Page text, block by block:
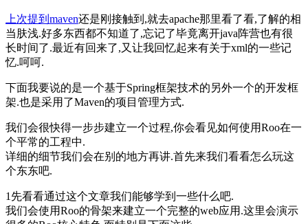
上次提到maven还是刚接触到,就去apache那里看了看,了解的相
当肤浅.好多东西都不知道了,忘记了毕竟离开java阵营也有很
长时间了.最近有回来了,又让我回忆起来有关于xml的一些记
忆.呵呵.
下面我要说的是一个基于Spring框架技术的另外一个的开发框
架.也是采用了Maven的项目管理方式.
我们会很快得一步步建立一个过程,你会看见如何使用Roo在一
个平常的工程中.
详细的细节我们会在别的地方再讲.首先来我们看看怎么玩这
个东东吧.
1先看看通过这个文章我们能够学到一些什么吧.
我们会使用Roo的骨架来建立一个完整的web应用.这里会演示